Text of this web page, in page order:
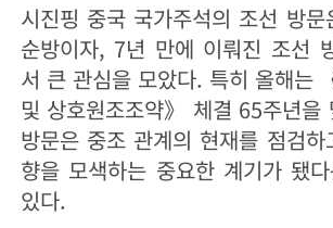
시진핑 중국 국가주석의 조선 방
순방이자, 7년 만에 이뤄진 조선
서 큰 관심을 모았다. 특히 올해는
및 상호원조조약》 체결 65주년을
방문은 중조 관계의 현재를 점검
향을 모색하는 중요한 계기가 됐
있다.